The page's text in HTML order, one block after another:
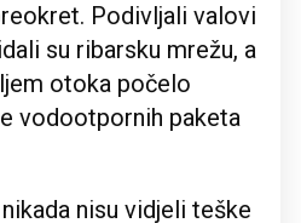
Podivljali valovi
su ribarsku mrežu, a
otoka počelo
vodootpornih paketa
nisu vidjeli teške